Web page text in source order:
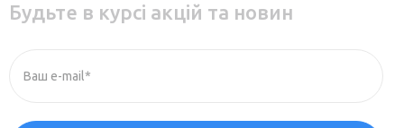
Будьте в курсі акцій та новин
Ваш e-mail*